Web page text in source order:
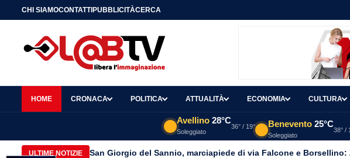
CHI SIAMOCONTATTIPUBBLICITÀCERCA
HOME CRONACA POLITICA ATTUALITÀ ECONOMIA CULTURA
Avellino 28°C
Soleggiato
36° / 19° Benevento 25°C
Soleggiato
38° /
ULTIME NOTIZIE San Giorgio del Sannio, marciapiede di via Falcone e